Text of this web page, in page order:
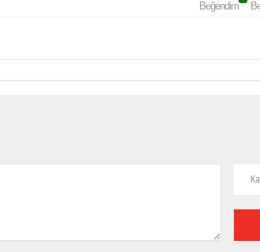
Beğendim